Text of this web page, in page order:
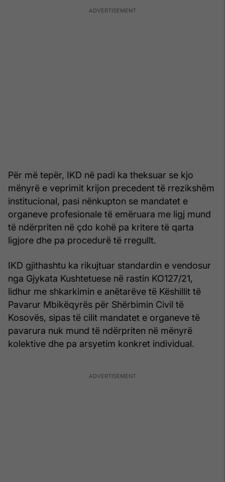
Për më tepër, IKD në padi ka theksuar se kjo
mënyrë e veprimit krijon precedent të rrezikshëm
institucional, pasi nënkupton se mandatet e
organeve profesionale të emëruara me ligj mund
të ndërpriten në çdo kohë pa kritere të qarta
ligjore dhe pa procedurë të rregullt.
IKD gjithashtu ka rikujtuar standardin e vendosur
nga Gjykata Kushtetuese në rastin KO127/21,
lidhur me shkarkimin e anëtarëve të Këshillit të
Pavarur Mbikëqyrës për Shërbimin Civil të
Kosovës, sipas të cilit mandatet e organeve të
pavarura nuk mund të ndërpriten në mënyrë
kolektive dhe pa arsyetim konkret individual.